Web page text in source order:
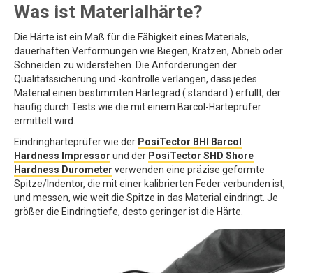
Was ist Materialhärte?
Die Härte ist ein Maß für die Fähigkeit eines Materials,
dauerhaften Verformungen wie Biegen, Kratzen, Abrieb oder
Schneiden zu widerstehen. Die Anforderungen der
Qualitätssicherung und -kontrolle verlangen, dass jedes
Material einen bestimmten Härtegrad ( standard ) erfüllt, der
häufig durch Tests wie die mit einem Barcol-Härteprüfer
ermittelt wird.
Eindringhärteprüfer wie der PosiTector BHI Barcol
Hardness Impressor und der PosiTector SHD Shore
Hardness Durometer verwenden eine präzise geformte
Spitze/Indentor, die mit einer kalibrierten Feder verbunden ist,
und messen, wie weit die Spitze in das Material eindringt. Je
größer die Eindringtiefe, desto geringer ist die Härte.